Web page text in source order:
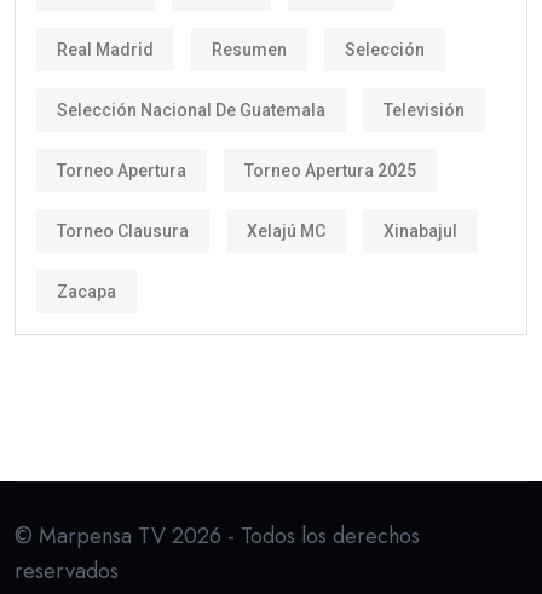
Real Madrid Resumen Selección
Selección Nacional De Guatemala Televisión
Torneo Apertura Torneo Apertura 2025
Torneo Clausura Xelajú MC Xinabajul
Zacapa
© Marpensa TV 2026 - Todos los derechos
reservados